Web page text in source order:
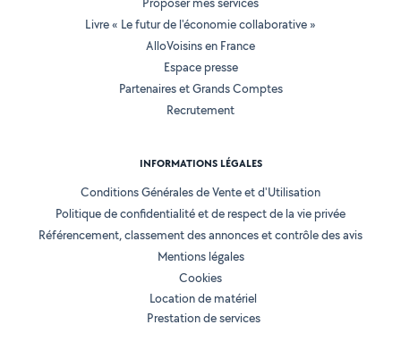
Livre « Le futur de l'économie collaborative »
AlloVoisins en France
Espace presse
Partenaires et Grands Comptes
Recrutement
INFORMATIONS LÉGALES
Conditions Générales de Vente et d'Utilisation
Politique de confidentialité et de respect de la vie privée
Référencement, classement des annonces et contrôle des avis
Mentions légales
Cookies
Location de matériel
Prestation de services